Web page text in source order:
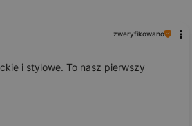
zweryfikowano
i stylowe. To nasz pierwszy